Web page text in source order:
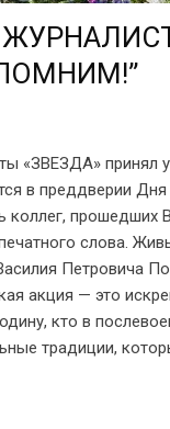
«ЗВЕЗДА» принял
в преддверии
коллег, прошедших
слова.
Петровича
акция — это
кто в
традиции,